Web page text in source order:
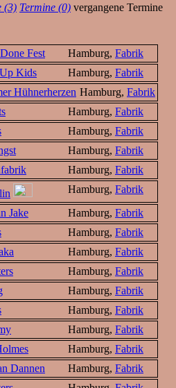
(3) Termine (0) vergangene Termine
Fest Hamburg, Fabrik
Kids Hamburg, Fabrik
Hühnerherzen Hamburg, Fabrik
Hamburg, Fabrik
Hamburg, Fabrik
Hamburg, Fabrik
Hamburg, Fabrik
Hamburg, Fabrik
Jake Hamburg, Fabrik
Hamburg, Fabrik
Hamburg, Fabrik
Hamburg, Fabrik
Hamburg, Fabrik
Hamburg, Fabrik
Hamburg, Fabrik
Hamburg, Fabrik
Dannen Hamburg, Fabrik